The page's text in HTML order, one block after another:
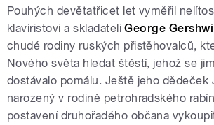
Pouhých devětatřicet let vyměřil
klavíristovi a skladateliGeorge
chudé rodiny ruských přistěhovalců,
Nového světa hledat štěstí, jehož se
dostávalo pomálu. Ještě jeho dědeček
narozený v rodině petrohradského
postavení druhořadého občana